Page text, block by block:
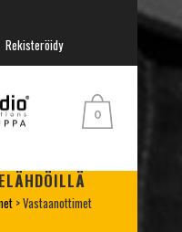
Rekisteröidy
0
>Vastaanottimet